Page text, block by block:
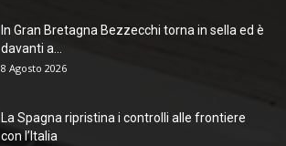
In Gran Bretagna Bezzecchi torna in sella ed è
davanti a...
8 Agosto 2026
La Spagna ripristina i controlli alle frontiere
con l’Italia